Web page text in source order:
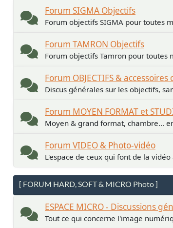
Forum SIGMA Objectifs
Forum objectifs SIGMA pour toutes
Forum TAMRON Objectifs
Forum objectifs Tamron pour toutes
Forum OBJECTIFS &
Discus générales sur les objectifs,
Forum MOYEN FORMAT et
Moyen & grand format, chambre...
Forum VIDEO & Photo-vidéo
L'espace de ceux qui font de la
[ FORUM HARD, SOFT & MICRO Photo ]
ESPACE MICRO - Discussions
Tout ce qui concerne l'image